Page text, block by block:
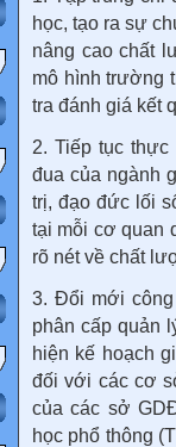
học, tạo ra sự
nâng cao chất
mô hình trường
tra đánh giá kết
2. Tiếp tục thực
đua của ngành
trị, đạo đức lối
tại mỗi cơ quan
rõ nét về chất
3. Đổi mới
phân cấp quản
hiện kế hoạch
đối với các cơ
của các sở
học phổ thông